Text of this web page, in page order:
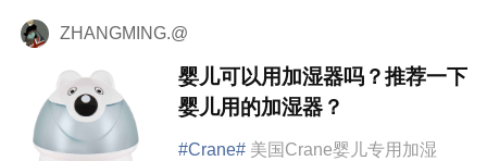
ZHANGMING.@
婴儿可以用加湿器吗？推荐一下
婴儿用的加湿器？
#Crane# 美国Crane婴儿专用加湿